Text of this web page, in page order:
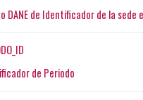
DANE de Identificador de la sede
de Periodo